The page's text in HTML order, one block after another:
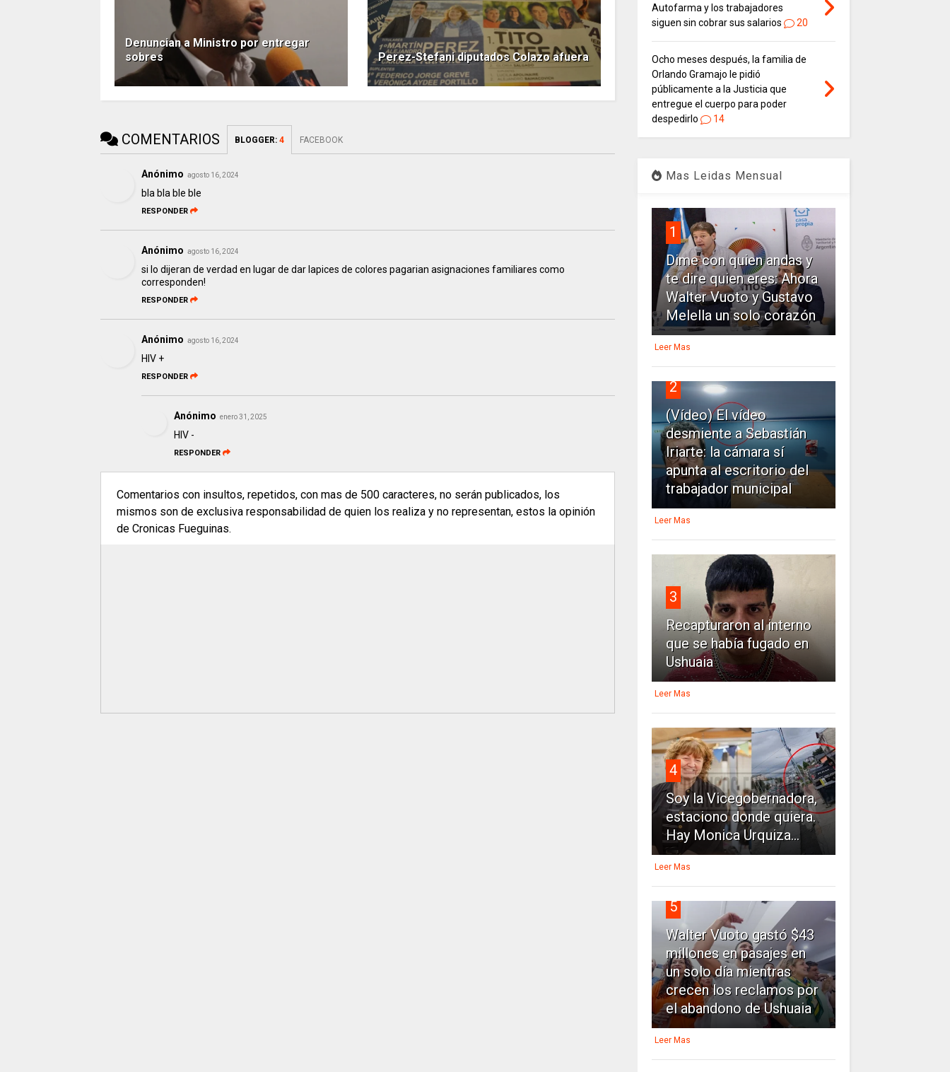
Denuncian a Ministro por entregar
sobres
Perez-Stefani diputados Colazo afuera
COMENTARIOS BLOGGER: 4 FACEBOOK
Anónimo agosto 16, 2024
bla bla ble ble
RESPONDER
Anónimo agosto 16, 2024
si lo dijeran de verdad en lugar de dar lapices de colores pagarian asignaciones familiares como
corresponden!
RESPONDER
Anónimo agosto 16, 2024
HIV +
RESPONDER
Anónimo enero 31, 2025
HIV -
RESPONDER
Comentarios con insultos, repetidos, con mas de 500 caracteres, no serán publicados, los
mismos son de exclusiva responsabilidad de quien los realiza y no representan, estos la opinión
de Cronicas Fueguinas.
Autofarma y los trabajadores
siguen sin cobrar sus salarios
20
Ocho meses después, la familia de
Orlando Gramajo le pidió
públicamente a la Justicia que
entregue el cuerpo para poder
despedirlo
14
Mas Leidas Mensual
1
Dime con quien andas y
te dire quien eres: Ahora
Walter Vuoto y Gustavo
Melella un solo corazón
Leer Mas
2
(Vídeo) El vídeo
desmiente a Sebastián
Iriarte: la cámara sí
apunta al escritorio del
trabajador municipal
Leer Mas
3
Recapturaron al interno
que se había fugado en
Ushuaia
Leer Mas
4
Soy la Vicegobernadora,
estaciono donde quiera.
Hay Monica Urquiza...
Leer Mas
5
Walter Vuoto gastó $43
millones en pasajes en
un solo día mientras
crecen los reclamos por
el abandono de Ushuaia
Leer Mas